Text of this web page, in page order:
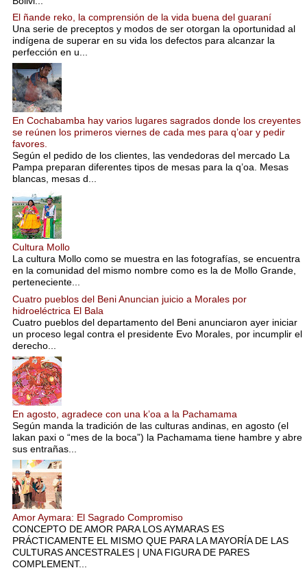
El ñande reko, la comprensión de la vida buena del guaraní
Una serie de preceptos y modos de ser otorgan la oportunidad al
indígena de superar en su vida los defectos para alcanzar la
perfección en u...
En Cochabamba hay varios lugares sagrados donde los creyentes
se reúnen los primeros viernes de cada mes para q’oar y pedir
favores.
Según el pedido de los clientes, las vendedoras del mercado La
Pampa preparan diferentes tipos de mesas para la q’oa. Mesas
blancas, mesas d...
Cultura Mollo
La cultura Mollo como se muestra en las fotografías, se encuentra
en la comunidad del mismo nombre como es la de Mollo Grande,
perteneciente...
Cuatro pueblos del Beni Anuncian juicio a Morales por
hidroeléctrica El Bala
Cuatro pueblos del departamento del Beni anunciaron ayer iniciar
un proceso legal contra el presidente Evo Morales, por incumplir el
derecho...
En agosto, agradece con una k’oa a la Pachamama
Según manda la tradición de las culturas andinas, en agosto (el
lakan paxi o “mes de la boca”) la Pachamama tiene hambre y abre
sus entrañas...
Amor Aymara: El Sagrado Compromiso
CONCEPTO DE AMOR PARA LOS AYMARAS ES
PRÁCTICAMENTE EL MISMO QUE PARA LA MAYORÍA DE LAS
CULTURAS ANCESTRALES | UNA FIGURA DE PARES
COMPLEMENT...